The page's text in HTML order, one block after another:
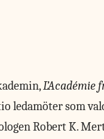
L’Académie
ledamöter som
Robert K.